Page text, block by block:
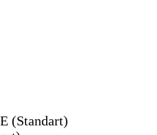
(Standart)